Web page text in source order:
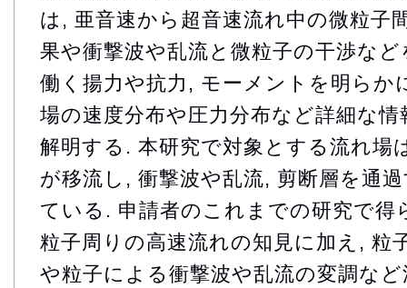
は, 亜音速から超音速流れ中の微粒子
果や衝撃波や乱流と微粒子の干渉な
働く揚力や抗力, モーメントを明らか
場の速度分布や圧力分布など詳細な
解明する. 本研究で対象とする流れ場
が移流し, 衝撃波や乱流, 剪断層を通
ている. 申請者のこれまでの研究で得
粒子周りの高速流れの知見に加え, 粒
や粒子による衝撃波や乱流の変調な